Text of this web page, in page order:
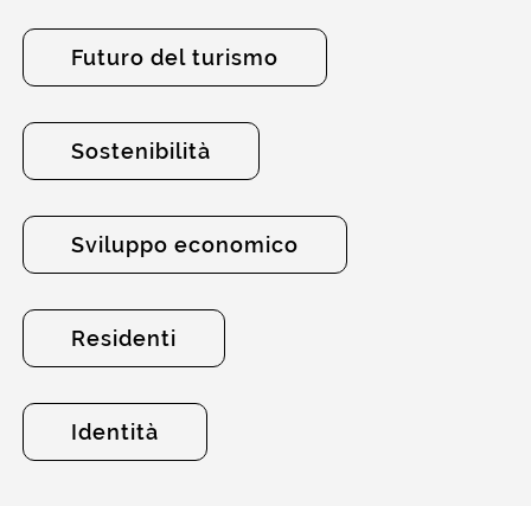
Futuro del turismo
Sostenibilità
Sviluppo economico
Residenti
Identità